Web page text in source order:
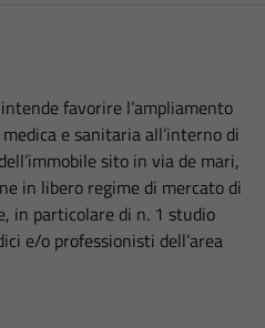
favorire l’ampliamento
e sanitaria all’interno di
sito in via de mari,
in libero regime di mercato di
in particolare di n. 1 studio
e/o professionisti dell’area